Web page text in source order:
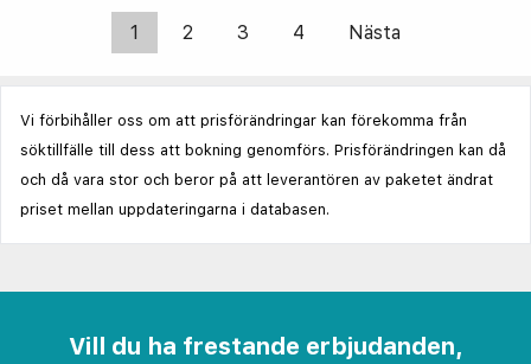
1 2 3 4 Nästa
Vi förbihåller oss om att prisförändringar kan förekomma från
söktillfälle till dess att bokning genomförs. Prisförändringen kan då
och då vara stor och beror på att leverantören av paketet ändrat
priset mellan uppdateringarna i databasen.
Vill du ha frestande erbjudanden,